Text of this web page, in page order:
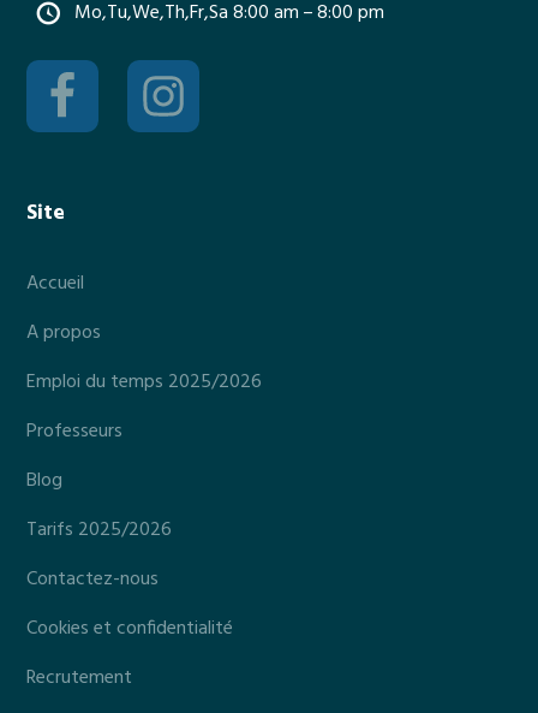
Mo,Tu,We,Th,Fr,Sa 8:00 am – 8:00 pm
Site
Accueil
A propos
Emploi du temps 2025/2026
Professeurs
Blog
Tarifs 2025/2026
Contactez-nous
Cookies et confidentialité
Recrutement